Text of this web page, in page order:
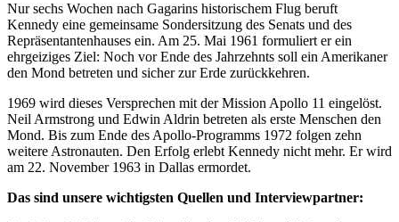
Nur sechs Wochen nach Gagarins historischem Flug beruft
Kennedy eine gemeinsame Sondersitzung des Senats und des
Repräsentantenhauses ein. Am 25. Mai 1961 formuliert er ein
ehrgeiziges Ziel: Noch vor Ende des Jahrzehnts soll ein Amerikaner
den Mond betreten und sicher zur Erde zurückkehren.
1969 wird dieses Versprechen mit der Mission Apollo 11 eingelöst.
Neil Armstrong und Edwin Aldrin betreten als erste Menschen den
Mond. Bis zum Ende des Apollo-Programms 1972 folgen zehn
weitere Astronauten. Den Erfolg erlebt Kennedy nicht mehr. Er wird
am 22. November 1963 in Dallas ermordet.
Das sind unsere wichtigsten Quellen und Interviewpartner: